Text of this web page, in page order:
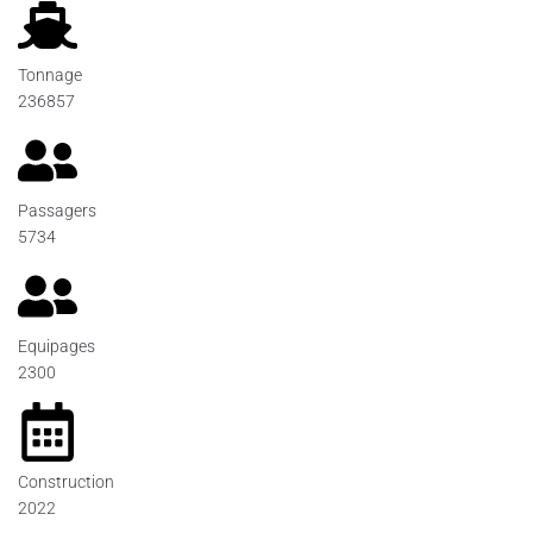
Tonnage
236857
Passagers
5734
Equipages
2300
Construction
2022